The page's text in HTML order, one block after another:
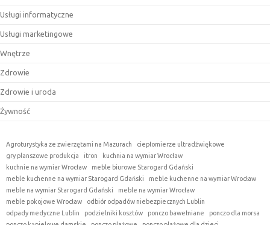
Usługi informatyczne
Usługi marketingowe
Wnętrze
Zdrowie
Zdrowie i uroda
Żywność
Agroturystyka ze zwierzętami na Mazurach
ciepłomierze ultradźwiękowe
gry planszowe produkcja
itron
kuchnia na wymiar Wrocław
kuchnie na wymiar Wrocław
meble biurowe Starogard Gdański
meble kuchenne na wymiar Starogard Gdański
meble kuchenne na wymiar Wrocław
meble na wymiar Starogard Gdański
meble na wymiar Wrocław
meble pokojowe Wrocław
odbiór odpadów niebezpiecznych Lublin
odpady medyczne Lublin
podzielniki kosztów ponczo bawełniane
ponczo dla morsa